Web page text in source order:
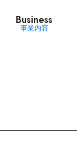
Business
事業内容